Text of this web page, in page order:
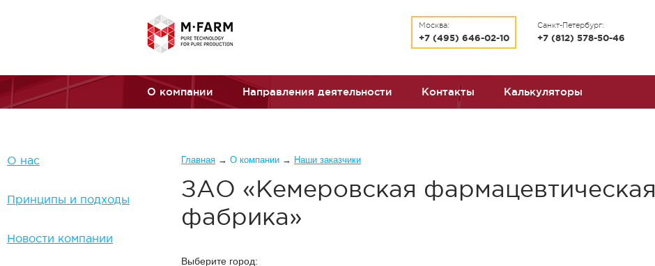
Москва:
+7 (495) 646-02-10
Санкт-Петербург:
+7 (812) 578-50-46
О компании Направления деятельности Контакты Калькуляторы
О нас
Принципы и подходы
Новости компании
Вы здесь
Главная → О компании → Наши заказчики
ЗАО «Кемеровская фармацевтическая
фабрика»
Выберите город: